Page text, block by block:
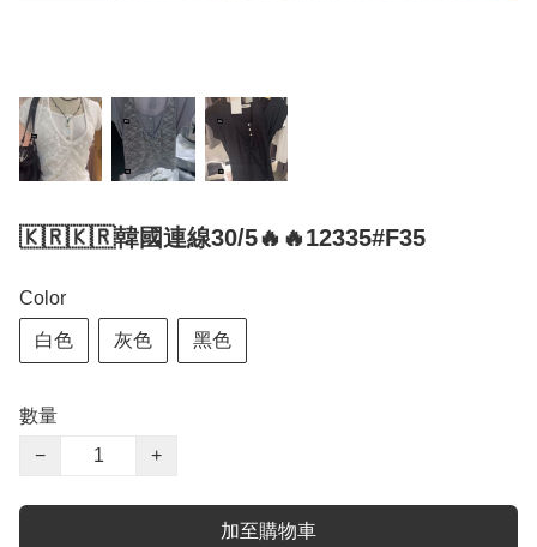
🇰🇷🇰🇷韓國連線30/5🔥🔥12335#F35
Color
白色 灰色 黑色
數量
−
+
加至購物車